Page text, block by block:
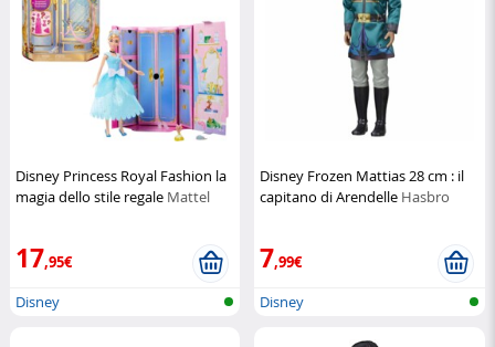
Disney Princess Royal Fashion la
magia dello stile regale Mattel
17,95€
Disney
Disney Frozen Mattias 28 cm : il
capitano di Arendelle Hasbro
7,99€
Disney